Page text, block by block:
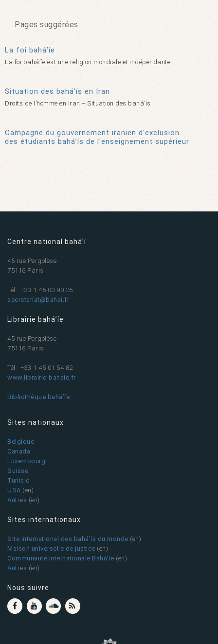
Pages suggérées :
La foi bahá’íe
La foi bahá’íe est une religion mondiale et indépendante.
Situation des bahá’ís en Iran
Droits de l’homme en Iran – Situation des bahá’ís
Campagne du gouvernement iranien d'exclusion
des étudiants bahá’ís de l'enseignement supérieur
Centre national bahá’í
45 rue Pergolèse
75116 Paris
Tél : +33 1 45 00 90 26
secretariat@bahai.fr
Librairie bahá’íe
45 rue Pergolèse
75116 Paris
Tél : +33 1 45 01 54 82
www.librairie-bahaie.fr
Bibliothèque bahá’íe
Sites nationaux
Belgique
Canada
Luxembourg
Suisse
Tunisie
USA (en)
Autres (en)
Sites internationaux
Site international des bahá’ís du monde (en)
Maison universelle de justice (en)
Communauté Internationale Bahá’íe (en)
Autres (en)
Nous suivre